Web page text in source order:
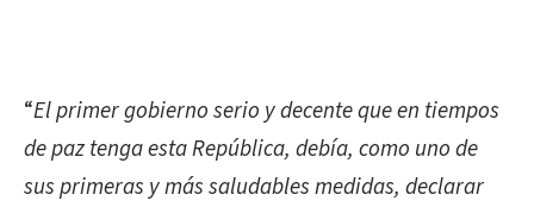
“El primer gobierno serio y decente que en tiempos
de paz tenga esta República, debía, como uno de
sus primeras y más saludables medidas, declarar